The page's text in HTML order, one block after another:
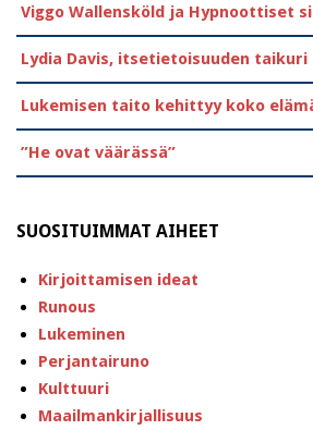
Viggo Wallensköld ja Hypnoottiset
Lydia Davis, itsetietoisuuden taikuri
Lukemisen taito kehittyy koko
”He ovat väärässä”
SUOSITUIMMAT AIHEET
Kirjoittamisen ideat
Runous
Lukeminen
Perjantairuno
Kulttuuri
Maailmankirjallisuus